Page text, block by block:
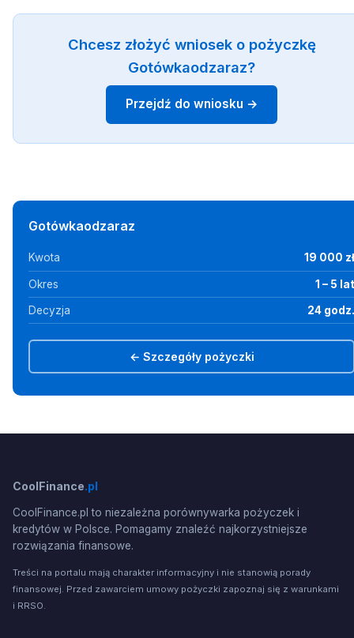
Chcesz złożyć wniosek o pożyczkę
Gotówkaodzaraz?
Przejdź do wniosku →
Gotówkaodzaraz
Kwota 19 000 zł
Okres 1 – 5 lat
Decyzja 24 godz.
← Szczegóły pożyczki
CoolFinance.pl
CoolFinance.pl to niezależna porównywarka pożyczek i
kredytów w Polsce. Pomagamy znaleźć najkorzystniejsze
rozwiązania finansowe.
Treści na portalu mają charakter informacyjny i nie stanowią porady
finansowej. Przed zawarciem umowy pożyczki zapoznaj się z warunkami
i RRSO.